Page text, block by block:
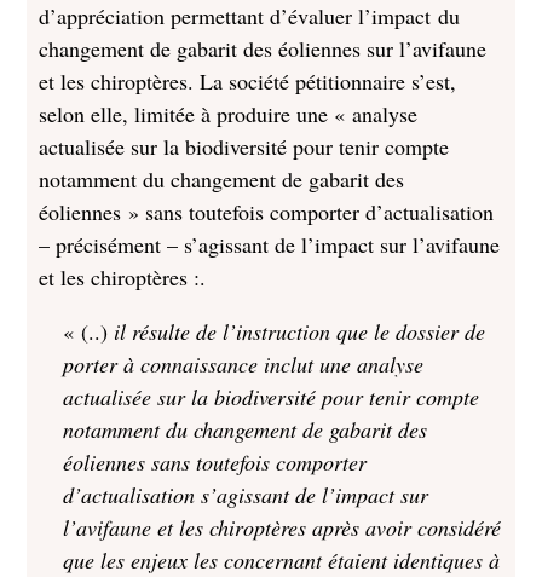
d’appréciation permettant d’évaluer l’impact du
changement de gabarit des éoliennes sur l’avifaune
et les chiroptères. La société pétitionnaire s’est,
selon elle, limitée à produire une « analyse
actualisée sur la biodiversité pour tenir compte
notamment du changement de gabarit des
éoliennes » sans toutefois comporter d’actualisation
– précisément – s’agissant de l’impact sur l’avifaune
et les chiroptères :.
« (..) il résulte de l’instruction que le dossier de
porter à connaissance inclut une analyse
actualisée sur la biodiversité pour tenir compte
notamment du changement de gabarit des
éoliennes sans toutefois comporter
d’actualisation s’agissant de l’impact sur
l’avifaune et les chiroptères après avoir considéré
que les enjeux les concernant étaient identiques à